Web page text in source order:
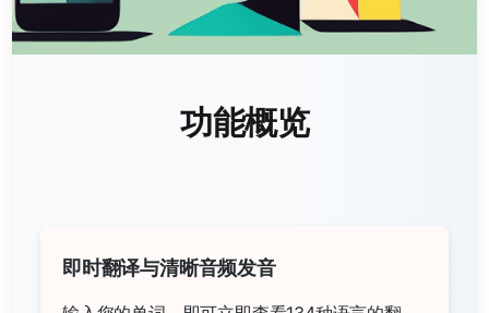
功能概览
即时翻译与清晰音频发音